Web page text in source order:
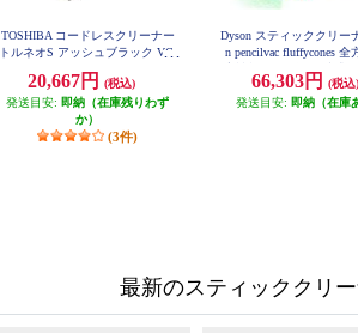
TOSHIBA コードレスクリーナー
トルネオS アッシュブラック VC-
20,667円
(税込)
発送目安: 即納（在庫残りわず
か）
(3件)
Dyson スティッククリー
n pencilvac fluffycones 全
66,303円
(税込)
発送目安: 即納（在庫
最新のスティッククリ